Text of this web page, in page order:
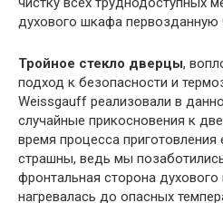
духового шкафа первозданную
Тройное стекло дверцы,
подход к безопасности и
Weissgauff реализовали в
случайные прикосновения к
время процесса
страшны, ведь мы
фронтальная сторона
нагревалась до опасных